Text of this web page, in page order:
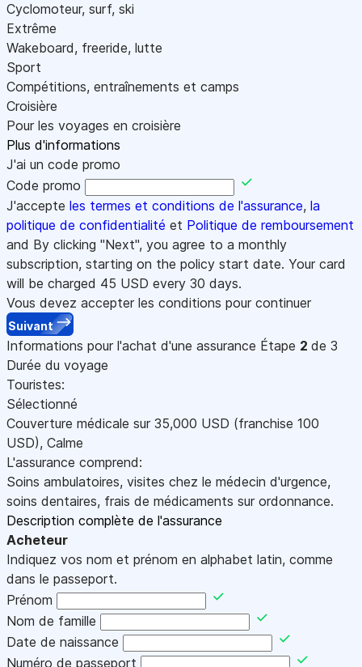
Cyclomoteur, surf, ski
Extrême
Wakeboard, freeride, lutte
Sport
Compétitions, entraînements et camps
Croisière
Pour les voyages en croisière
Plus d'informations
J'ai un code promo
Code promo
J'accepte les termes et conditions de l'assurance, la
politique de confidentialité et Politique de remboursement
and By clicking "Next", you agree to a monthly
subscription, starting on the policy start date. Your card
will be charged 45 USD every 30 days.
Vous devez accepter les conditions pour continuer
Suivant
Informations pour l'achat d'une assurance Étape 2 de 3
Durée du voyage
Touristes:
Sélectionné
Couverture médicale sur 35,000 USD (franchise 100
USD), Calme
L'assurance comprend:
Soins ambulatoires, visites chez le médecin d'urgence,
soins dentaires, frais de médicaments sur ordonnance.
Description complète de l'assurance
Acheteur
Indiquez vos nom et prénom en alphabet latin, comme
dans le passeport.
Prénom
Nom de famille
Date de naissance
Numéro de passeport